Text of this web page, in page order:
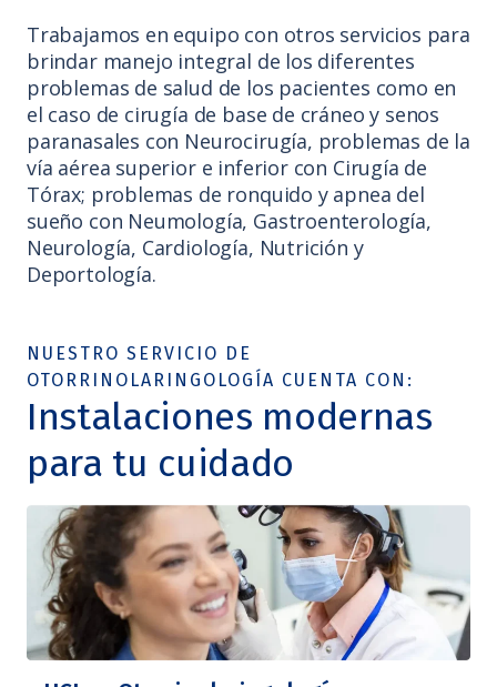
Trabajamos en equipo con otros servicios para
brindar manejo integral de los diferentes
problemas de salud de los pacientes como en
el caso de cirugía de base de cráneo y senos
paranasales con Neurocirugía, problemas de la
vía aérea superior e inferior con Cirugía de
Tórax; problemas de ronquido y apnea del
sueño con Neumología, Gastroenterología,
Neurología, Cardiología, Nutrición y
Deportología.
NUESTRO SERVICIO DE
OTORRINOLARINGOLOGÍA CUENTA CON:
Instalaciones modernas
para tu cuidado